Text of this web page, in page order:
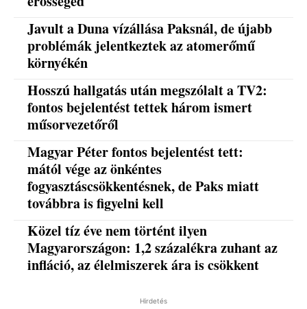
Javult a Duna vízállása Paksnál, de újabb
problémák jelentkeztek az atomerőmű
környékén
Hosszú hallgatás után megszólalt a TV2:
fontos bejelentést tettek három ismert
műsorvezetőről
Magyar Péter fontos bejelentést tett:
mától vége az önkéntes
fogyasztáscsökkentésnek, de Paks miatt
továbbra is figyelni kell
Közel tíz éve nem történt ilyen
Magyarországon: 1,2 százalékra zuhant az
infláció, az élelmiszerek ára is csökkent
Hirdetés